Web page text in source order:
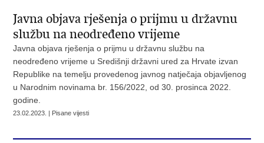
Javna objava rješenja o prijmu u državnu
službu na neodređeno vrijeme
Javna objava rješenja o prijmu u državnu službu na
neodređeno vrijeme u Središnji državni ured za Hrvate izvan
Republike na temelju provedenog javnog natječaja objavljenog
u Narodnim novinama br. 156/2022, od 30. prosinca 2022.
godine.
23.02.2023. | Pisane vijesti